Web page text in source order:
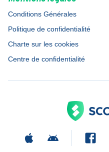
Conditions Générales
Politique de confidentialité
Charte sur les cookies
Centre de confidentialité